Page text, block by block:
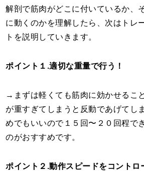
解剖で筋肉がどこに付いているか、
に動くのかを理解したら、次はトレ
トを説明していきます。
ポイント１.適切な重量で行う！
→まずは軽くても筋肉に効かせるこ
が重すぎてしまうと反動であげてし
めでもいいので１５回〜２０回程で
のがおすすめです。
ポイント２.動作スピードをコントロ